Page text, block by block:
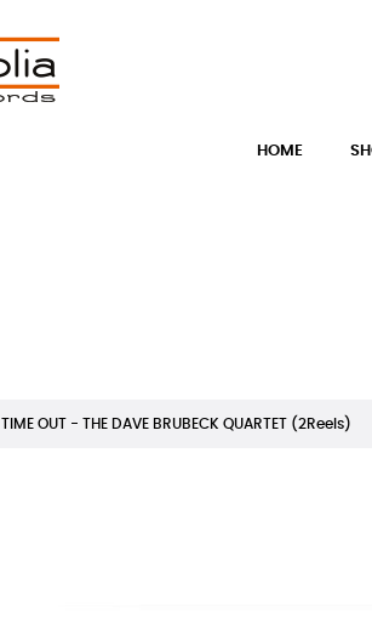
HOME
TIME OUT - THE DAVE BRUBECK QUARTET (2Reels)